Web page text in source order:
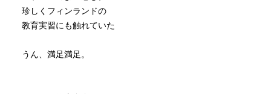
飛べなくてフラストレーション高まっているだけなんだよ
ね。
しい。
珍しくフィンランドの
教育実習にも触れていた
うん、満足満足。